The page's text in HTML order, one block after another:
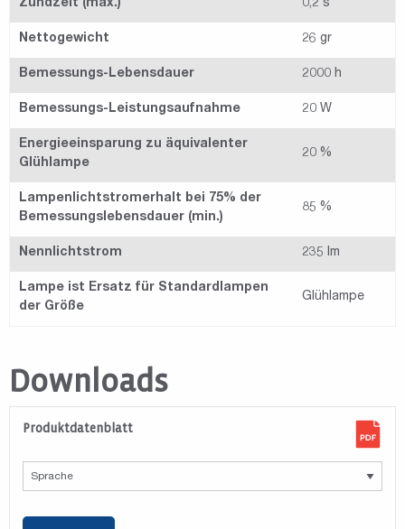
Zündzeit (max.) 0,2 s
Nettogewicht 26 gr
Bemessungs-Lebensdauer 2000 h
Bemessungs-Leistungsaufnahme 20 W
Energieeinsparung zu äquivalenter
Glühlampe
20 %
Lampenlichtstromerhalt bei 75% der
Bemessungslebensdauer (min.)
85 %
Nennlichtstrom 235 lm
Lampe ist Ersatz für Standardlampen
der Größe
Glühlampe
Downloads
Produktdatenblatt